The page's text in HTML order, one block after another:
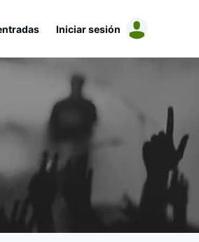
Iniciar sesión